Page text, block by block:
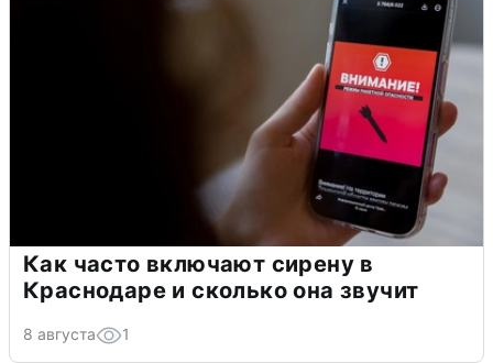
Как часто включают сирену в
Краснодаре и сколько она звучит
8 августа 1